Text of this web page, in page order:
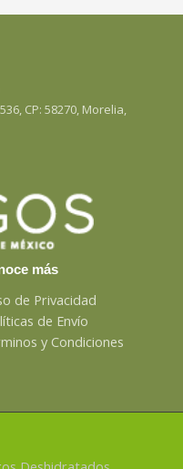
CP: 58270, Morelia,
más
de Privacidad
de Envío
y Condiciones